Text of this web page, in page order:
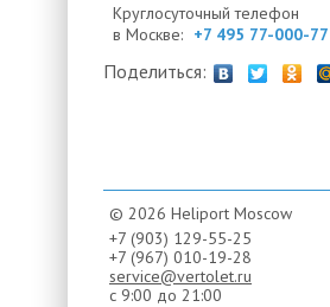
Круглосуточный телефон
в Москве: +7 495 77-000-77
Поделиться:
© 2026 Heliport Moscow
+7 (903) 129-55-25
+7 (967) 010-19-28
service@vertolet.ru
с 9:00 до 21:00